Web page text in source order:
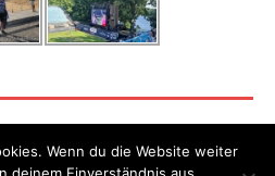
Wenn du die Website weiter